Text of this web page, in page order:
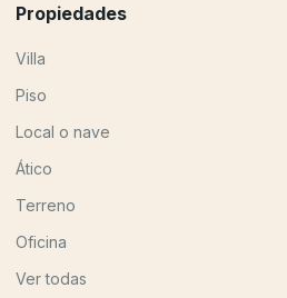
Propiedades
Villa
Piso
Local o nave
Ático
Terreno
Oficina
Ver todas